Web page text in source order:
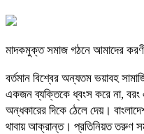
মাদকমুক্ত সমাজ গঠনে আমাদের
বর্তমান বিশ্বের অন্যতম ভয়াবহ
একজন ব্যক্তিকে ধ্বংস করে না, বরং
অন্ধকারের দিকে ঠেলে দেয়।
থাবায় আক্রান্ত। প্রতিনিয়ত তরুণ